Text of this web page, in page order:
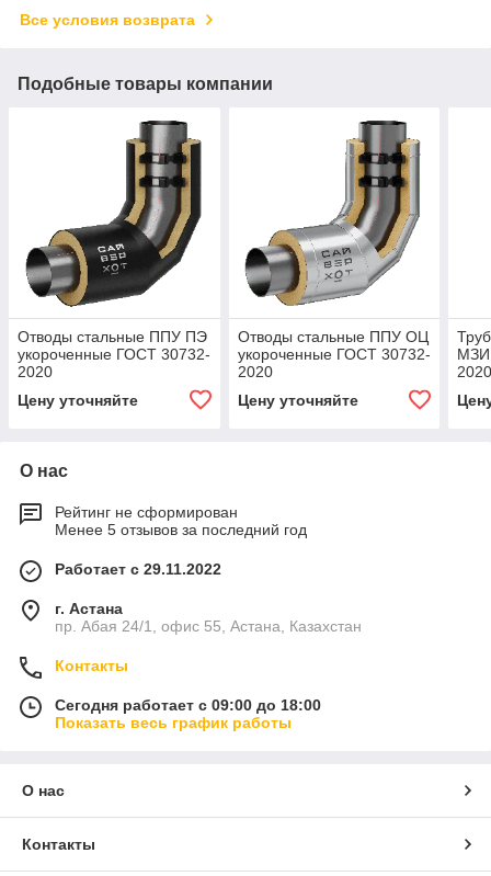
Все условия возврата
Подобные товары компании
Отводы стальные ППУ ПЭ
укороченные ГОСТ 30732-
2020
Цену уточняйте
Отводы стальные ППУ ОЦ
укороченные ГОСТ 30732-
2020
Цену уточняйте
МЗИ
О нас
Рейтинг не сформирован
Менее 5 отзывов за последний год
Работает с 29.11.2022
г. Астана
пр. Абая 24/1, офис 55, Астана, Казахстан
Контакты
Сегодня работает с 09:00 до 18:00
Показать весь график работы
О нас
Контакты